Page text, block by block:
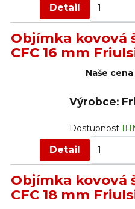
Detail
Objímka kovová
CFC 16 mm
Naše
Výrobce:
Dostupnost
Detail
Objímka kovová
CFC 18 mm